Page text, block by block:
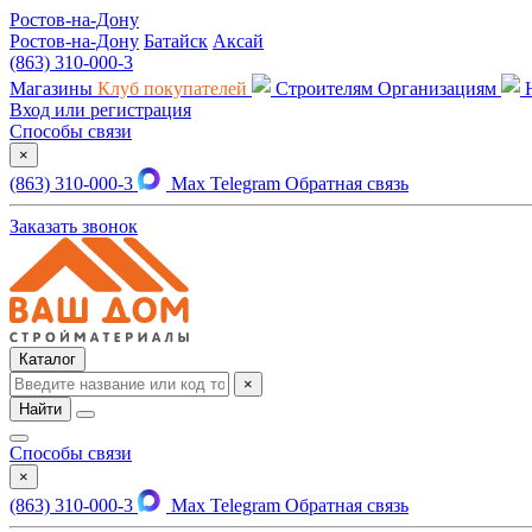
Ростов-на-Дону
Ростов-на-Дону Батайск Аксай
(863) 310-000-3
Магазины Клуб покупателей Строителям Организациям
Вход или регистрация
Способы связи
×
(863) 310-000-3 Max Telegram Обратная связь
Заказать звонок
Каталог
×
Найти
Способы связи
×
(863) 310-000-3 Max Telegram Обратная связь